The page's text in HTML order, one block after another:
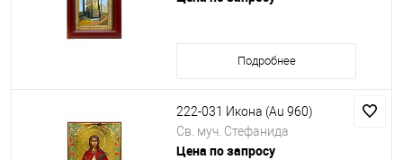
Подробнее
222-031 Икона (Au 960)
Св. муч. Стефанида
Цена по запросу